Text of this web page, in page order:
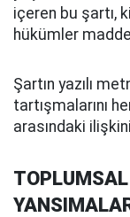
içeren bu şartı,
hükümler
Şartın yazılı
tartışmalarını
arasındaki